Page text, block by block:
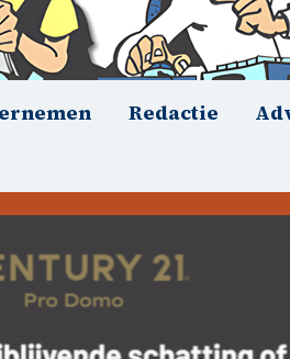
Redactie